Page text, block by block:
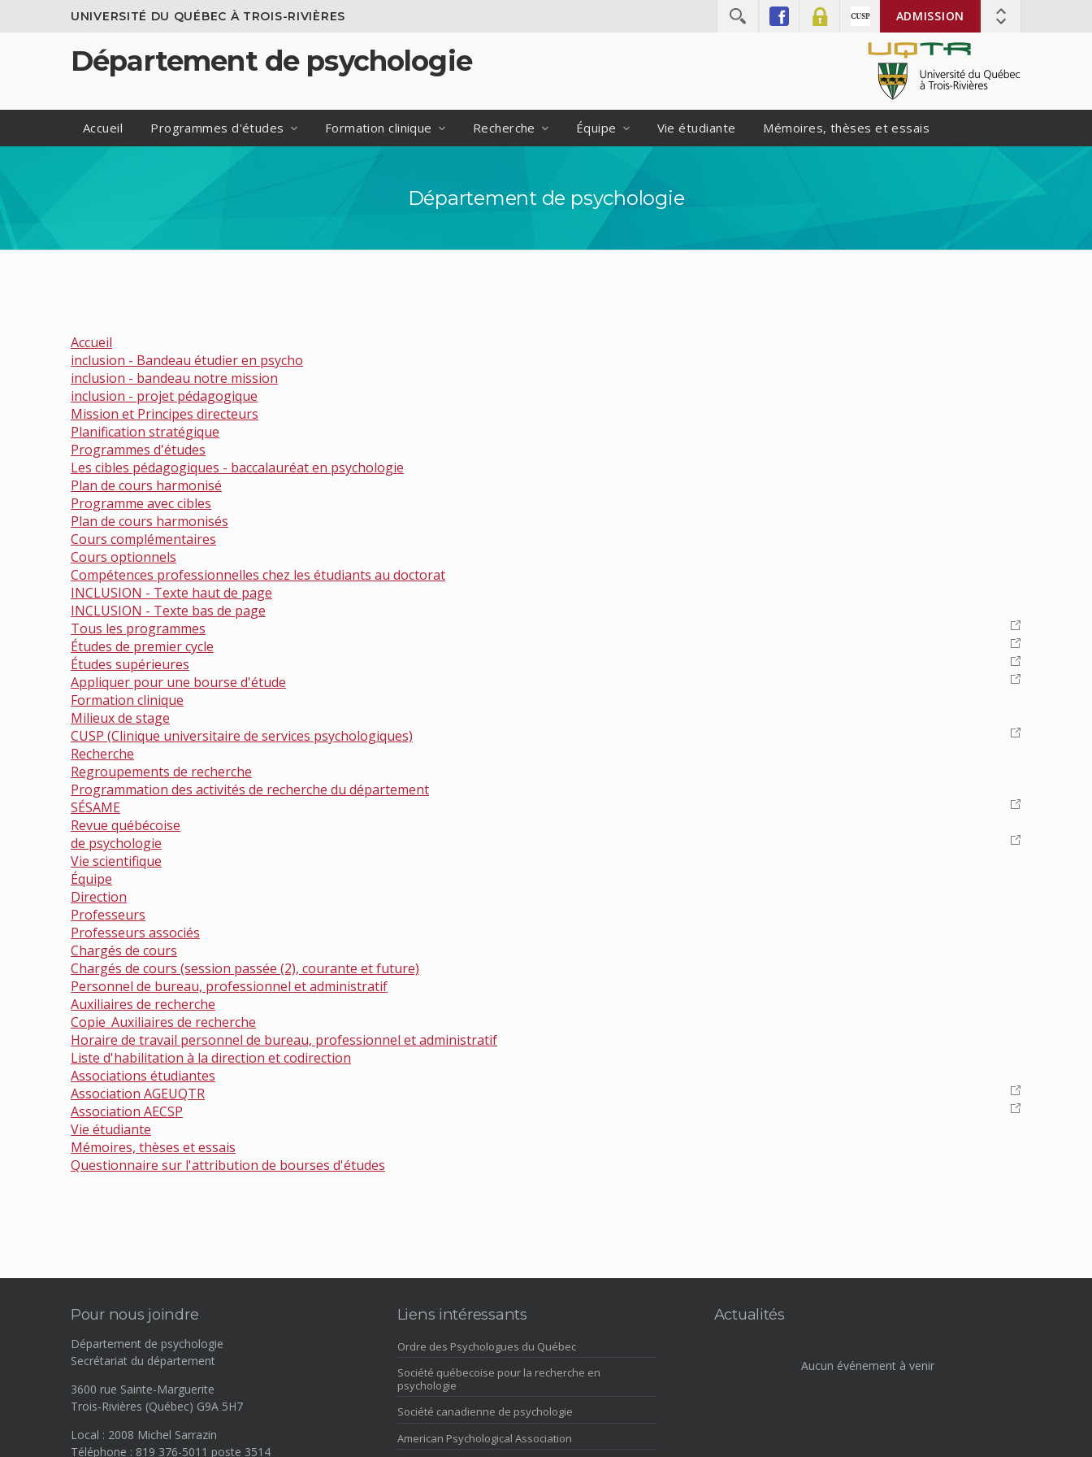
UNIVERSITÉ DU QUÉBEC À TROIS-RIVIÈRES ADMISSION
Département de psychologie
Accueil Programmes d'études Formation clinique Recherche Équipe Vie étudiante Mémoires, thèses et essais
Département de psychologie
Accueil
inclusion - Bandeau étudier en psycho
inclusion - bandeau notre mission
inclusion - projet pédagogique
Mission et Principes directeurs
Planification stratégique
Programmes d'études
Les cibles pédagogiques - baccalauréat en psychologie
Plan de cours harmonisé
Programme avec cibles
Plan de cours harmonisés
Cours complémentaires
Cours optionnels
Compétences professionnelles chez les étudiants au doctorat
INCLUSION - Texte haut de page
INCLUSION - Texte bas de page
Tous les programmes
Études de premier cycle
Études supérieures
Appliquer pour une bourse d'étude
Formation clinique
Milieux de stage
CUSP (Clinique universitaire de services psychologiques)
Recherche
Regroupements de recherche
Programmation des activités de recherche du département
SÉSAME
Revue québécoise
de psychologie
Vie scientifique
Équipe
Direction
Professeurs
Professeurs associés
Chargés de cours
Chargés de cours (session passée (2), courante et future)
Personnel de bureau, professionnel et administratif
Auxiliaires de recherche
Copie_Auxiliaires de recherche
Horaire de travail personnel de bureau, professionnel et administratif
Liste d'habilitation à la direction et codirection
Associations étudiantes
Association AGEUQTR
Association AECSP
Vie étudiante
Mémoires, thèses et essais
Questionnaire sur l'attribution de bourses d'études
Pour nous joindre
Département de psychologie
Secrétariat du département
3600 rue Sainte-Marguerite
Trois-Rivières (Québec) G9A 5H7
Local : 2008 Michel Sarrazin
Téléphone : 819 376-5011 poste 3514
Liens intéressants
Ordre des Psychologues du Québec
Société québecoise pour la recherche en
psychologie
Société canadienne de psychologie
American Psychological Association
Actualités
Aucun événement à venir